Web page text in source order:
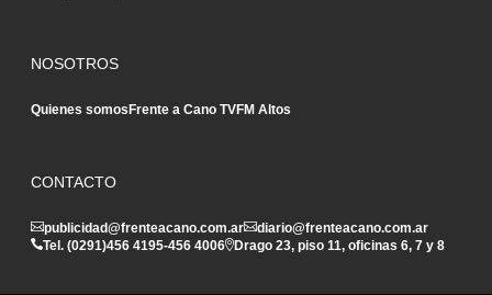
NOSOTROS
Quienes somosFrente a Cano TVFM Altos
CONTACTO
publicidad@frenteacano.com.ar
diario@frenteacano.com.ar
Tel. (0291)456 4195-456 4006 Drago 23, piso 11, oficinas 6, 7 y 8